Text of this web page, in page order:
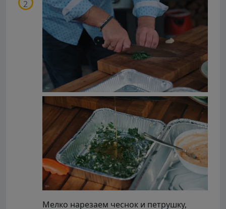
Мелко нарезаем чеснок и петрушку,